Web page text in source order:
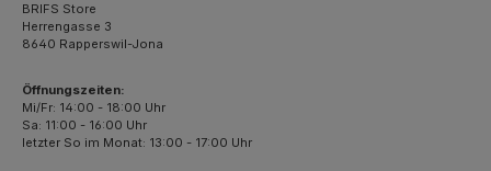
BRIFS Store
Herrengasse 3
8640 Rapperswil-Jona
Öffnungszeiten:
Mi/Fr: 14:00 - 18:00 Uhr
Sa: 11:00 - 16:00 Uhr
letzter So im Monat: 13:00 - 17:00 Uhr